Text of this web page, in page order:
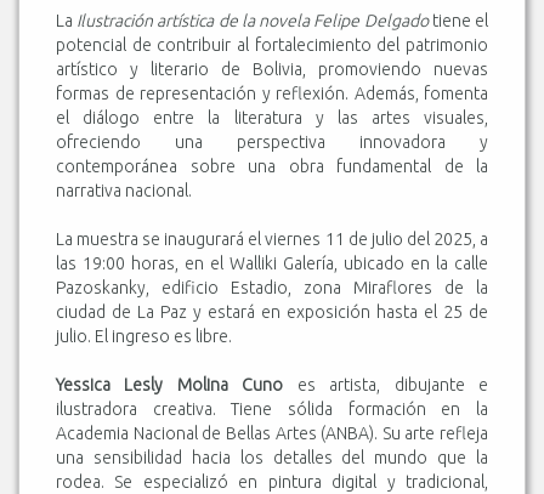
La Ilustración artística de la novela Felipe Delgadotiene el
potencial de contribuir al fortalecimiento del patrimonio
artístico y literario de Bolivia, promoviendo nuevas
formas de representación y reflexión. Además, fomenta
el diálogo entre la literatura y las artes visuales,
ofreciendo una perspectiva innovadora y
contemporánea sobre una obra fundamental de la
narrativa nacional.
La muestra se inaugurará el viernes 11 de julio del 2025, a
las 19:00 horas, en el Walliki Galería, ubicado en la calle
Pazoskanky, edificio Estadio, zona Miraflores de la
ciudad de La Paz y estará en exposición hasta el 25 de
julio. El ingreso es libre.
Yessica Lesly Molina Cuno es artista, dibujante e
ilustradora creativa. Tiene sólida formación en la
Academia Nacional de Bellas Artes (ANBA). Su arte refleja
una sensibilidad hacia los detalles del mundo que la
rodea. Se especializó en pintura digital y tradicional,